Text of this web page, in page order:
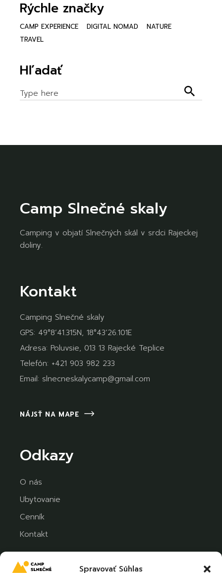
Spravovať Súhlas
Rýchle značky
CAMP EXPERIENCE DIGITAL NOMAD
NATURE
TRAVEL
Hľadať
Camp Slnečné skaly
Camping v objatí Slnečných skál v srdci Rajeckej
doliny.
Kontakt
Camping Slnečné skaly
GPS: 49°8’41.315N, 18°43’26.101E
Adresa: Poluvsie, 013 13 Rajecké Teplice
Telefón: +421 903 982 233
Email: slnecneskalycamp@gmail.com
NÁJSŤ NA MAPE
Odkazy
O nás
Ubytovanie
Cenník
Kontakt